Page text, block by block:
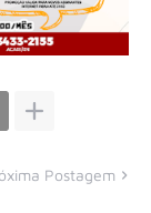
Postagem